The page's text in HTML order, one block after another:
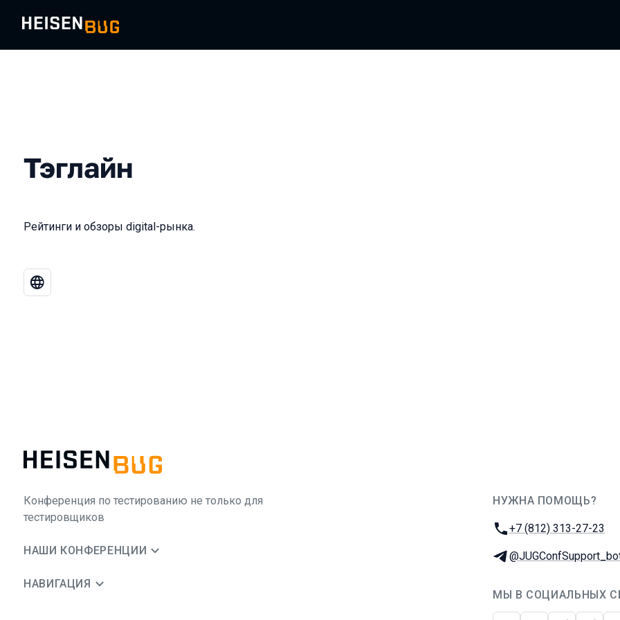
Тэглайн
Рейтинги и обзоры digital-рынка.
Конференция по тестированию не только для
тестировщиков
НАШИ КОНФЕРЕНЦИИ
НАВИГАЦИЯ
НУЖНА ПОМОЩЬ?
Телефон:
+7 (812) 313-27-23
Телеграм:
МЫ В СОЦИАЛЬНЫХ